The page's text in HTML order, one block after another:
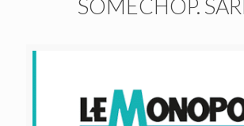
SOMECHOP.